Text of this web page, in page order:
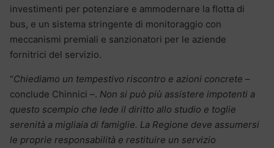
investimenti per potenziare e ammodernare la flotta di
bus, e un sistema stringente di monitoraggio con
meccanismi premiali e sanzionatori per le aziende
fornitrici del servizio.
“Chiediamo un tempestivo riscontro e azioni concrete –
conclude Chinnici –. Non si può più assistere impotenti a
questo scempio che lede il diritto allo studio e toglie
serenità a migliaia di famiglie. La Regione deve assumersi
le proprie responsabilità e restituire un servizio